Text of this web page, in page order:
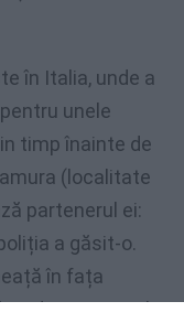
în Italia, unde a
unele
timp înainte de
(localitate
partenerul ei:
a găsit-o.
în fața
unde procurorul